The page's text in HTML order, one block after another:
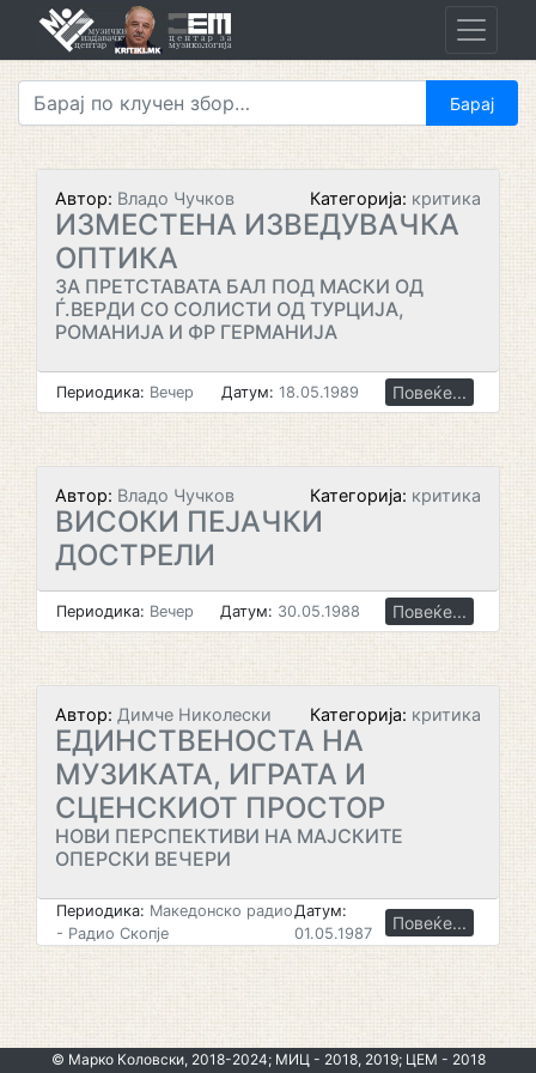
Автор: Владо Чучков Категорија: критика
ИЗМЕСТЕНА ИЗВЕДУВАЧКА
ОПТИКА
ЗА ПРЕТСТАВАТА БАЛ ПОД МАСКИ ОД
Ѓ.ВЕРДИ СО СОЛИСТИ ОД ТУРЦИЈА,
РОМАНИЈА И ФР ГЕРМАНИЈА
Периодика: Вечер Датум: 18.05.1989 Повеќе...
Автор: Владо Чучков Категорија: критика
ВИСОКИ ПЕЈАЧКИ
ДОСТРЕЛИ
Периодика: Вечер Датум: 30.05.1988 Повеќе...
Автор: Димче Николески Категорија: критика
ЕДИНСТВЕНОСТА НА
МУЗИКАТА, ИГРАТА И
СЦЕНСКИОТ ПРОСТОР
НОВИ ПЕРСПЕКТИВИ НА МАЈСКИТЕ
ОПЕРСКИ ВЕЧЕРИ
Периодика: Македонско радио
- Радио Скопје
Датум:
01.05.1987
Повеќе...
© Марко Коловски, 2018-2024; МИЦ - 2018, 2019; ЦЕМ - 2018